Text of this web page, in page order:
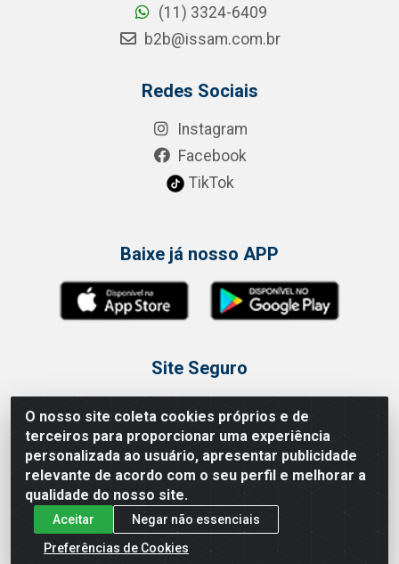
O nosso site coleta cookies próprios e de
terceiros para proporcionar uma experiência
personalizada ao usuário, apresentar publicidade
relevante de acordo com o seu perfil e melhorar a
qualidade do nosso site.
Aceitar
Negar não essenciais
Preferências de Cookies
(11) 3324-6409
b2b@issam.com.br
Redes Sociais
Instagram
Facebook
TikTok
Baixe já nosso APP
Site Seguro
Loja / Showroom
Tel.: (11) 3314 6400
Av Vautier, 468 - Pari - São Paulo/SP